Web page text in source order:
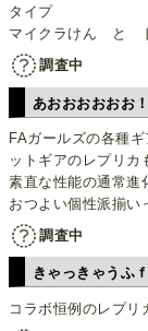
タイプ
マイクラけん と
調査中
あおおおおおお
FAガールズの各種
ットギアのレプリカ
素直な性能の通常進
おつよい個性派揃い
調査中
きゃっきゃう
コラボ恒例のレプリ